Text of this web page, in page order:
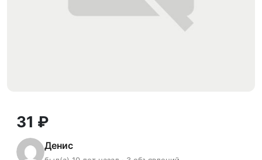
31 ₽
Денис